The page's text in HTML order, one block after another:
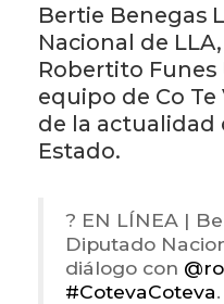
Bertie Benegas
Nacional de
Robertito
equipo de Co Te
de la actualidad
Estado.
? EN LÍNEA |
Diputado
diálogo con
#CotevaCoteva.